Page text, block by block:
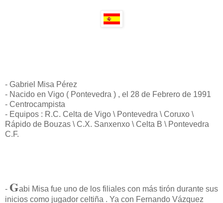
- Gabriel Misa Pérez
- Nacido en Vigo ( Pontevedra ) , el 28 de Febrero de 1991
- Centrocampista
- Equipos : R.C. Celta de Vigo \ Pontevedra \ Coruxo \
Rápido de Bouzas \ C.X. Sanxenxo \ Celta B \ Pontevedra
C.F.
- Gabi Misa fue uno de los filiales con más tirón durante sus
inicios como jugador celtiña . Ya con Fernando Vázquez